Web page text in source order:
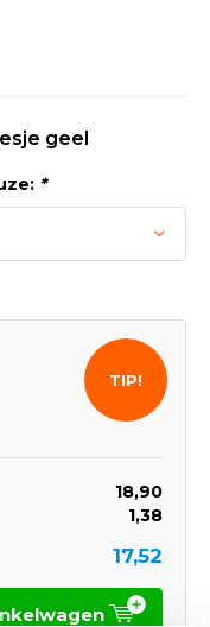
geel
*
18,90
1,38
17,52
TIP!